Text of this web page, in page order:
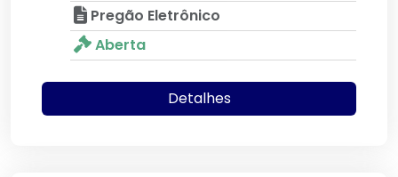
Pregão Eletrônico
Aberta
Detalhes